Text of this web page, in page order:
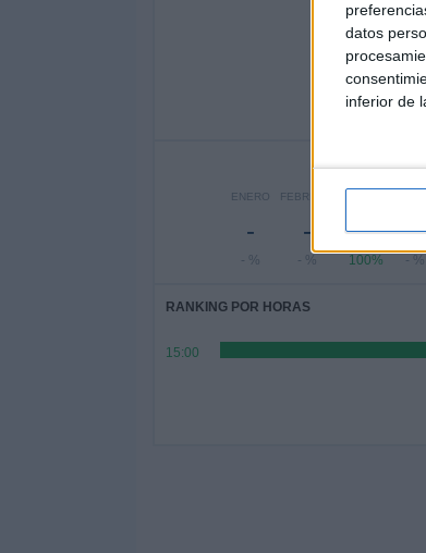
datos
inferior de
LUNES
-
ENERO
-
- %
FEBRERO
-
- %
1
100%
-
- %
RANKING POR HORAS
15:00